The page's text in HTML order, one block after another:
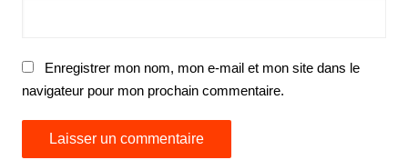
Enregistrer mon nom, mon e-mail et mon site dans le
navigateur pour mon prochain commentaire.